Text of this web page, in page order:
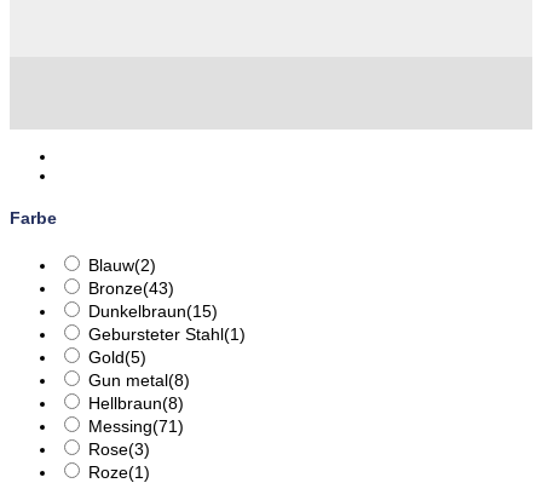
Farbe
Blauw(2)
Bronze(43)
Dunkelbraun(15)
Gebursteter Stahl(1)
Gold(5)
Gun metal(8)
Hellbraun(8)
Messing(71)
Rose(3)
Roze(1)